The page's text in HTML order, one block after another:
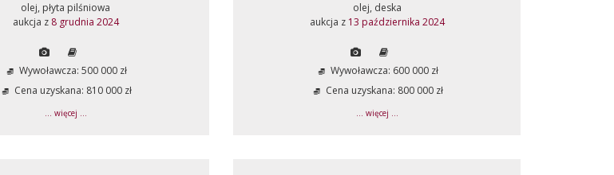
olej, płyta pilśniowa
aukcja z 8 grudnia 2024
Wywoławcza: 500 000 zł
Cena uzyskana: 810 000 zł
... więcej ...
olej, deska
aukcja z 13 października 2024
Wywoławcza: 600 000 zł
Cena uzyskana: 800 000 zł
... więcej ...